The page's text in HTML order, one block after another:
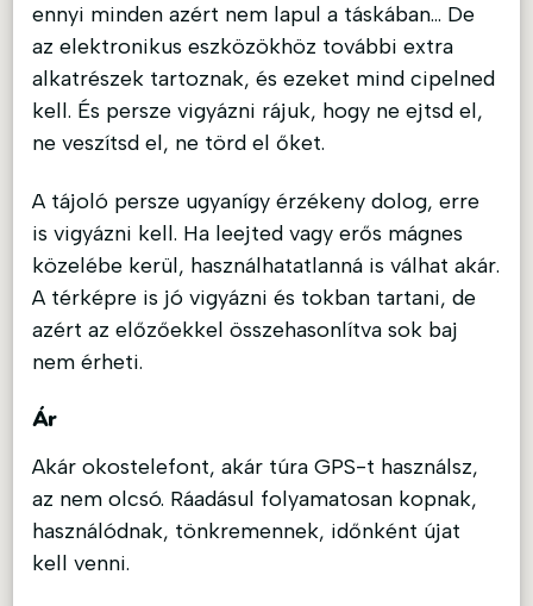
ennyi minden azért nem lapul a táskában… De
az elektronikus eszközökhöz további extra
alkatrészek tartoznak, és ezeket mind cipelned
kell. És persze vigyázni rájuk, hogy ne ejtsd el,
ne veszítsd el, ne törd el őket.
A tájoló persze ugyanígy érzékeny dolog, erre
is vigyázni kell. Ha leejted vagy erős mágnes
közelébe kerül, használhatatlanná is válhat akár.
A térképre is jó vigyázni és tokban tartani, de
azért az előzőekkel összehasonlítva sok baj
nem érheti.
Ár
Akár okostelefont, akár túra GPS-t használsz,
az nem olcsó. Ráadásul folyamatosan kopnak,
használódnak, tönkremennek, időnként újat
kell venni.